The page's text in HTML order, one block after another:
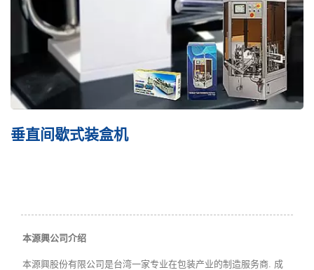
垂直间歇式装盒机
本源興公司介绍
本源興股份有限公司是台湾一家专业在包装产业的制造服务商. 成